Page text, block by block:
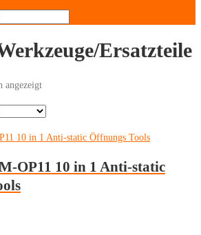
Ersatzteile
angezeigtNach
sortiert
OP11 10 in 1 Anti-static